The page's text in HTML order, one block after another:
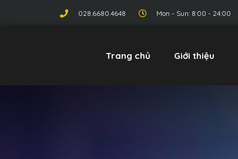
028.6680.4648 Mon - Sun: 8:00 - 24:00
Trang chủ Giới thiệu